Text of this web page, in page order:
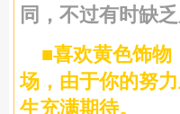
同，不过有时缺乏
■喜欢黄色饰物
场，由于你的努
生充满期待。